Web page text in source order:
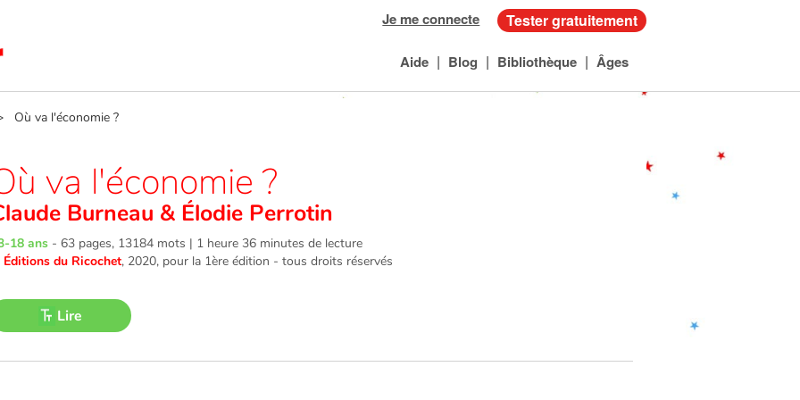
Je me connecte Tester gratuitement
Aide | Blog | Bibliothèque | Âges
Où va l'économie ?
va l'économie ?
Burneau & Élodie Perrotin
18 ans - 63 pages, 13184 mots | 1 heure 36 minutes de lecture
Éditions du Ricochet, 2020, pour la 1ère édition - tous droits réservés
Lire